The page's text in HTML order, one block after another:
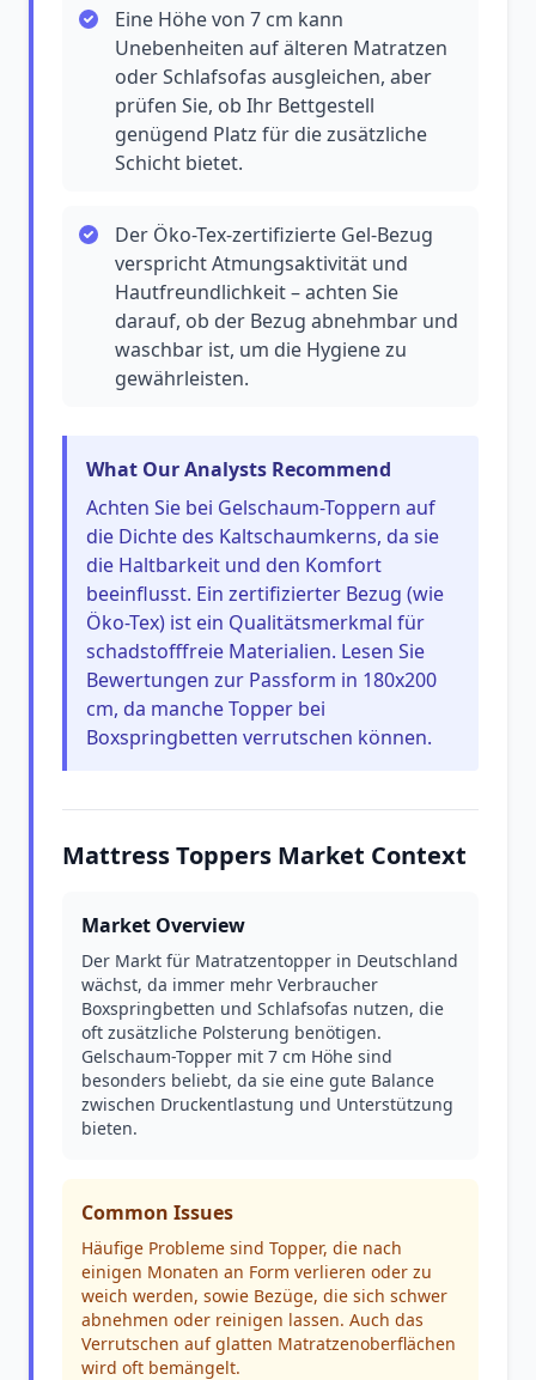
Eine Höhe von 7 cm kann
Unebenheiten auf älteren Matratzen
oder Schlafsofas ausgleichen, aber
prüfen Sie, ob Ihr Bettgestell
genügend Platz für die zusätzliche
Schicht bietet.
Der Öko-Tex-zertifizierte Gel-Bezug
verspricht Atmungsaktivität und
Hautfreundlichkeit – achten Sie
darauf, ob der Bezug abnehmbar und
waschbar ist, um die Hygiene zu
gewährleisten.
What Our Analysts Recommend
Achten Sie bei Gelschaum-Toppern auf
die Dichte des Kaltschaumkerns, da sie
die Haltbarkeit und den Komfort
beeinflusst. Ein zertifizierter Bezug (wie
Öko-Tex) ist ein Qualitätsmerkmal für
schadstofffreie Materialien. Lesen Sie
Bewertungen zur Passform in 180x200
cm, da manche Topper bei
Boxspringbetten verrutschen können.
Mattress Toppers Market Context
Market Overview
Der Markt für Matratzentopper in Deutschland
wächst, da immer mehr Verbraucher
Boxspringbetten und Schlafsofas nutzen, die
oft zusätzliche Polsterung benötigen.
Gelschaum-Topper mit 7 cm Höhe sind
besonders beliebt, da sie eine gute Balance
zwischen Druckentlastung und Unterstützung
bieten.
Common Issues
Häufige Probleme sind Topper, die nach
einigen Monaten an Form verlieren oder zu
weich werden, sowie Bezüge, die sich schwer
abnehmen oder reinigen lassen. Auch das
Verrutschen auf glatten Matratzenoberflächen
wird oft bemängelt.